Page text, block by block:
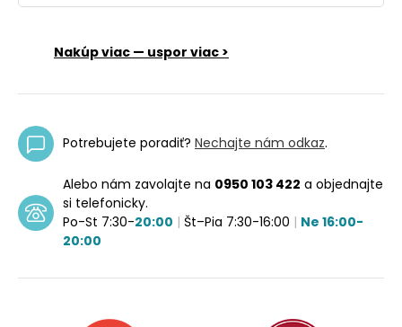
Nakúp viac — uspor viac >
Potrebujete poradiť? Nechajte nám odkaz.
Alebo nám zavolajte na 0950 103 422 a objednajte
si telefonicky.
Po-St 7:30-20:00 | Št–Pia 7:30-16:00 | Ne 16:00-
20:00